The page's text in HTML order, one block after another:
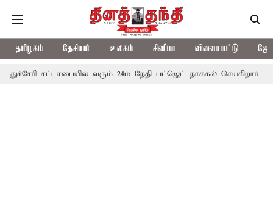
தமிழகம் தேசியம் உலகம் சினிமா விளையாட்டு
வரும் 24ம் தேதி பட்ஜெட் தாக்கல் செய்கிறார் முதல்-அமைச்சர்